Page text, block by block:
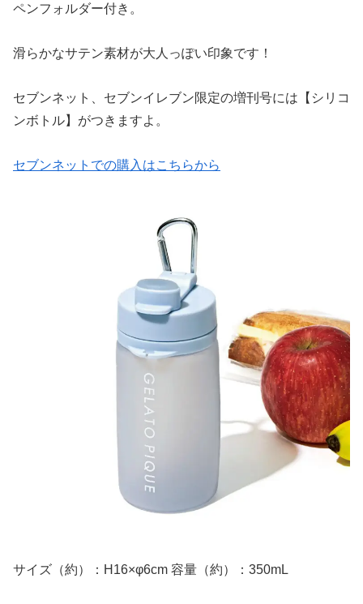
ペンフォルダー付き。
滑らかなサテン素材が大人っぽい印象です！
セブンネット、セブンイレブン限定の増刊号には【シリコ
ンボトル】がつきますよ。
セブンネットでの購入はこちらから
サイズ（約）：H16×φ6cm 容量（約）：350mL